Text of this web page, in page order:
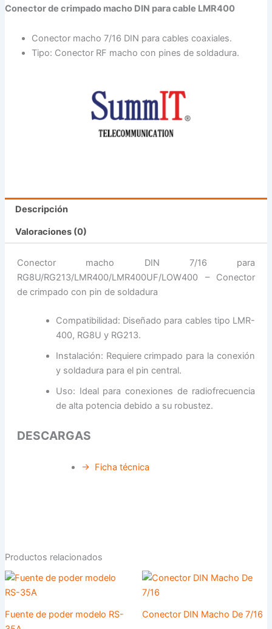
Conector de crimpado macho DIN para cable LMR400
Conector macho 7/16 DIN para cables coaxiales.
Tipo: Conector RF macho con pines de soldadura.
Descripción
Valoraciones (0)
Conector macho DIN 7/16 para
RG8U/RG213/LMR400/LMR400UF/LOW400 – Conector
de crimpado con pin de soldadura
Compatibilidad: Diseñado para cables tipo LMR-
400, RG8U y RG213.
Instalación: Requiere crimpado para la conexión
y soldadura para el pin central.
Uso: Ideal para conexiones de radiofrecuencia
de alta potencia debido a su robustez.
DESCARGAS
→ Ficha técnica
Productos relacionados
Fuente de poder modelo RS-
Conector DIN Macho De 7/16